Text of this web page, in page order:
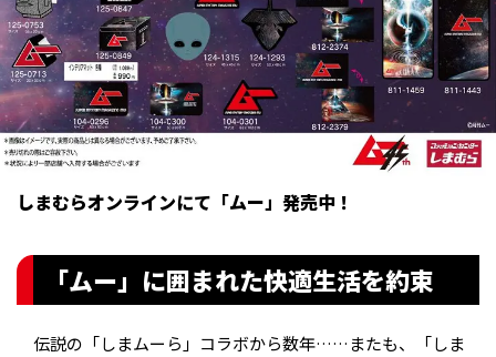
しまむらオンラインにて「ムー」発売中！
「ムー」に囲まれた快適生活を約束
伝説の「しまムーら」コラボから数年……またも、「しま